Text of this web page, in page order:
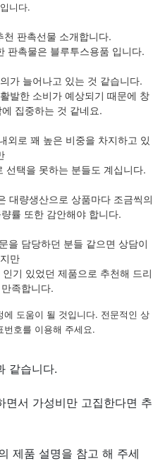
니다.
판촉선물 소개합니다.
판촉물은 블루투스용품 입니다.
가 늘어나고 있는 것 같습니다.
발한 소비가 예상되기 때문에 창
집중하는 것 같네요.
외로 꽤 높은 비중을 차지하고 있
선택을 못하는 분들도 계십니다.
대량생산으로 상품마다 조금씩의
률 또한 감안해야 합니다.
을 담당하던 분들 같으면 상담이
만
기 있었던 제품으로 추천해 드리
족합니다.
도움이 될 것입니다. 전문적인 상
번호를 이용해 주세요.
같습니다.
면서 가성비만 고집한다면 추
제품 설명을 참고 해 주세